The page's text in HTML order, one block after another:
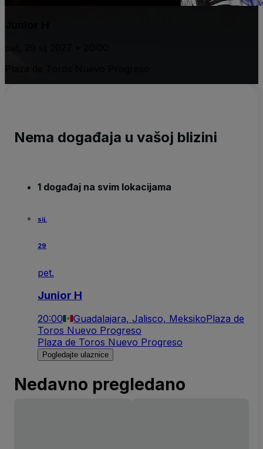
Nema događaja u vašoj blizini
1 događaj na svim lokacijama
sij.
29
pet.
Junior H
20:00 Guadalajara, Jalisco, MeksikoPlaza de
Toros Nuevo Progreso
Plaza de Toros Nuevo Progreso
Pogledajte ulaznice
Nedavno pregledano